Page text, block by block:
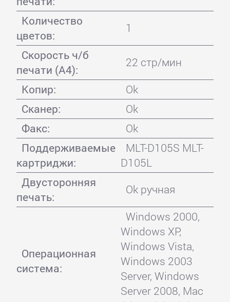
Количество
цветов:
1
Скорость ч/б
печати (А4):
22 стр/мин
Копир:
Ok
Сканер:
Ok
Факс:
Ok
Поддерживаемые
картриджи:
MLT-D105S MLT-
D105L
Двусторонняя
печать:
Ok ручная
Операционная
система:
Windows 2000,
Windows XP,
Windows Vista,
Windows 2003
Server, Windows
Server 2008, Mac